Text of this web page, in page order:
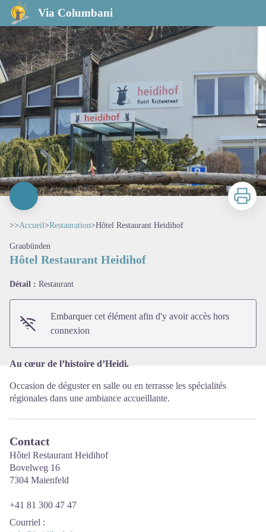
Via Columbani
Hôtel Restaurant Heidihof
Imprimer
>>Accueil>Restauration>Hôtel Restaurant Heidihof
Graubünden
Hôtel Restaurant Heidihof
Détail : Restaurant
Embarquer cet élément afin d'y avoir accès hors
connexion
Au cœur de l’histoire d’Heidi.
Occasion de déguster en salle ou en terrasse les spécialités
régionales dans une ambiance accueillante.
Contact
Hôtel Restaurant Heidihof
Bovelweg 16
7304 Maienfeld
+41 81 300 47 47
Courriel :